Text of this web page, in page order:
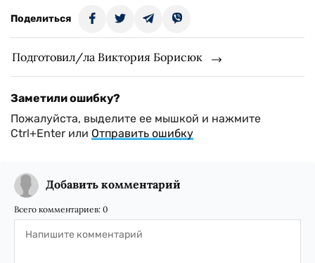
Поделиться
Подготовил/ла Виктория Борисюк
Заметили ошибку?
Пожалуйста, выделите ее мышкой и нажмите
Ctrl+Enter или Отправить ошибку
Добавить комментарий
Всего комментариев: 0